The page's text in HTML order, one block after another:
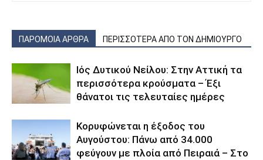
ΠΑΡΟΜΟΙΑ ΑΡΘΡΑ ΠΕΡΙΣΣΟΤΕΡΑ ΑΠΟ ΤΟΝ ΔΗΜΙΟΥΡΓΟ
Ιός Δυτικού Νείλου: Στην Αττική τα
περισσότερα κρούσματα – Έξι
θάνατοι τις τελευταίες ημέρες
Κορυφώνεται η έξοδος του
Αυγούστου: Πάνω από 34.000
φεύγουν με πλοία από Πειραιά – Στο